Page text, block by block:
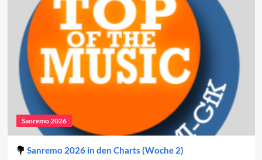
Sanremo 2026
Sanremo 2026 in den Charts (Woche 2)